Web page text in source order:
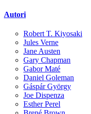
Autori
Robert T. Kiyosaki
Jules Verne
Jane Austen
Gary Chapman
Gabor Maté
Daniel Goleman
Gáspár György
Joe Dispenza
Esther Perel